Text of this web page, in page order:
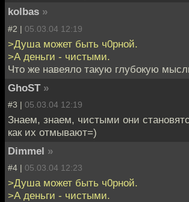
kolbas »
#2 | 05.03.04 12:19
>Душа может быть ч0рной.
>А деньги - чистыми.
Что же навеяло такую глубокую
GhoST »
#3 | 05.03.04 12:19
Знаем, знаем, чистыми они
как их отмывают=)
Dimmel »
#4 | 05.03.04 12:23
>Душа может быть ч0рной.
>А деньги - чистыми.